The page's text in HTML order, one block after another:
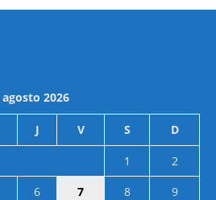
agosto 2026
J V S D
1
2
6 7 8
9